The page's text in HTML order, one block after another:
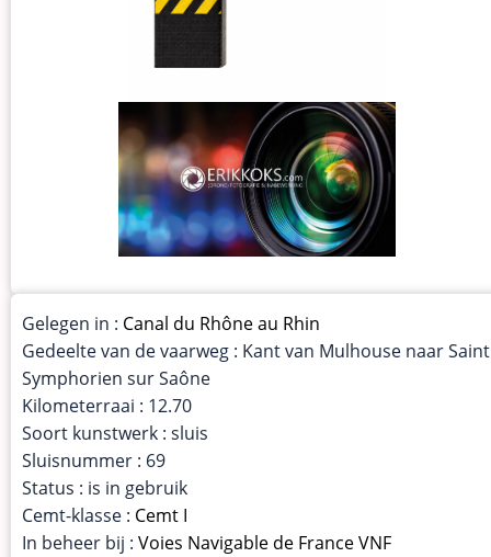
Gelegen in : Canal du Rhône au Rhin
Gedeelte van de vaarweg : Kant van Mulhouse naar Saint
Symphorien sur Saône
Kilometerraai : 12.70
Soort kunstwerk : sluis
Sluisnummer : 69
Status : is in gebruik
Cemt-klasse : Cemt I
In beheer bij : Voies Navigable de France VNF